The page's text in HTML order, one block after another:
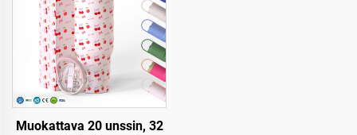
ja pilleri kantelella
Muokattava 20 unssin, 32